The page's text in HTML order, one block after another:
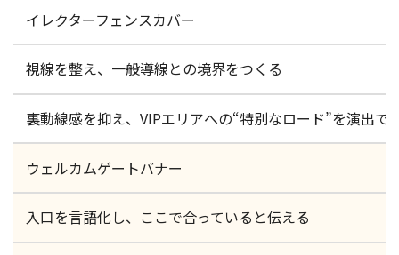
イレクターフェンスカバー
視線を整え、一般導線との境界をつくる
裏動線感を抑え、VIPエリアへの“特別なロード”を演出で
ウェルカムゲートバナー
入口を言語化し、ここで合っていると伝える